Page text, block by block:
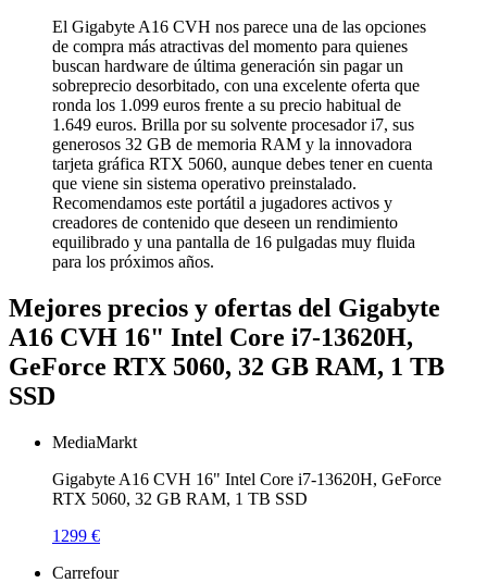
El Gigabyte A16 CVH nos parece una de las opciones
de compra más atractivas del momento para quienes
buscan hardware de última generación sin pagar un
sobreprecio desorbitado, con una excelente oferta que
ronda los 1.099 euros frente a su precio habitual de
1.649 euros. Brilla por su solvente procesador i7, sus
generosos 32 GB de memoria RAM y la innovadora
tarjeta gráfica RTX 5060, aunque debes tener en cuenta
que viene sin sistema operativo preinstalado.
Recomendamos este portátil a jugadores activos y
creadores de contenido que deseen un rendimiento
equilibrado y una pantalla de 16 pulgadas muy fluida
para los próximos años.
Mejores precios y ofertas del Gigabyte
A16 CVH 16" Intel Core i7-13620H,
GeForce RTX 5060, 32 GB RAM, 1 TB
SSD
MediaMarkt
Gigabyte A16 CVH 16" Intel Core i7-13620H, GeForce
RTX 5060, 32 GB RAM, 1 TB SSD
1299 €
Carrefour